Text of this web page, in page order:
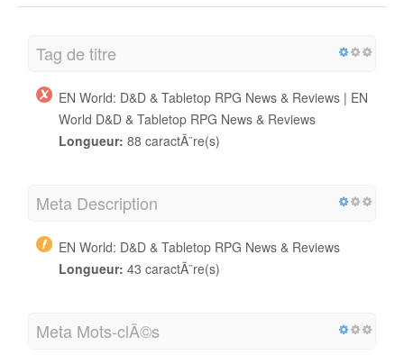
Tag de titre
EN World: D&D & Tabletop RPG News & Reviews | EN
World D&D & Tabletop RPG News & Reviews
Longueur: 88 caractÃ¨re(s)
Meta Description
EN World: D&D & Tabletop RPG News & Reviews
Longueur: 43 caractÃ¨re(s)
Meta Mots-clÃ©s